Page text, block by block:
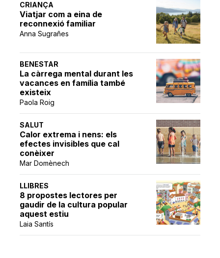
CRIANÇA
Viatjar com a eina de
reconnexió familiar
Anna Sugrañes
BENESTAR
La càrrega mental durant les
vacances en família també
existeix
Paola Roig
SALUT
Calor extrema i nens: els
efectes invisibles que cal
conèixer
Mar Domènech
LLIBRES
8 propostes lectores per
gaudir de la cultura popular
aquest estiu
Laia Santís